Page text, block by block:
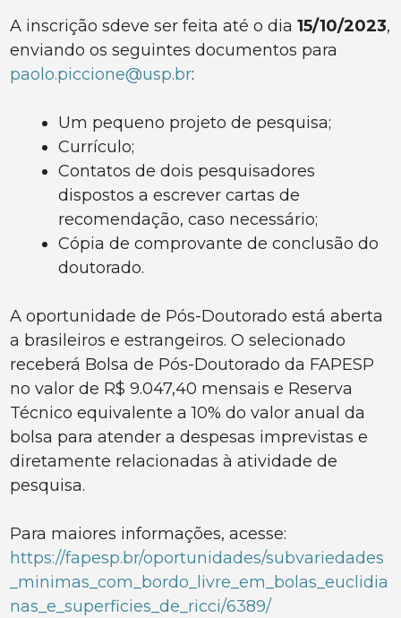
A inscrição sdeve ser feita até o dia15/10/2023,
enviando os seguintes documentos para
paolo.piccione@usp.br:
Um pequeno projeto de pesquisa;
Currículo;
Contatos de dois pesquisadores
dispostos a escrever cartas de
recomendação, caso necessário;
Cópia de comprovante de conclusão do
doutorado.
A oportunidade de Pós-Doutorado está aberta
a brasileiros e estrangeiros. O selecionado
receberá Bolsa de Pós-Doutorado da FAPESP
no valor de R$ 9.047,40 mensais e Reserva
Técnico equivalente a 10% do valor anual da
bolsa para atender a despesas imprevistas e
diretamente relacionadas à atividade de
pesquisa.
Para maiores informações, acesse:
https://fapesp.br/oportunidades/subvariedades
_minimas_com_bordo_livre_em_bolas_euclidia
nas_e_superficies_de_ricci/6389/